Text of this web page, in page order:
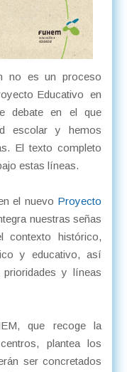
no es un proceso
Educativo en
debate en el que
escolar y hemos
El texto completo
estas líneas.
el nuevo Proyecto
nuestras señas
contexto histórico,
y educativo, así
y líneas
que recoge la
plantea los
ser concretados